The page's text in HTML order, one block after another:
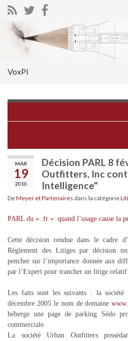
Search for:
VoxPI
MAR
19
2010
Décision PARL 8
Outfitters, Inc
Intelligence"
DeMeyer et Partenaires dans la catégorie
PARL du « .fr »: quand l’usage cause la
Cette décision rendue dans le cadre
Règlement des Litiges par décision
pencher sur l’importance donnée aux
par l’Expert pour trancher un litige relatif
Les faits sont les suivants : la société
décembre 2005 le nom de domaine
héberge une page de parking Sédo
commerciale.
La société Urban Outfitters